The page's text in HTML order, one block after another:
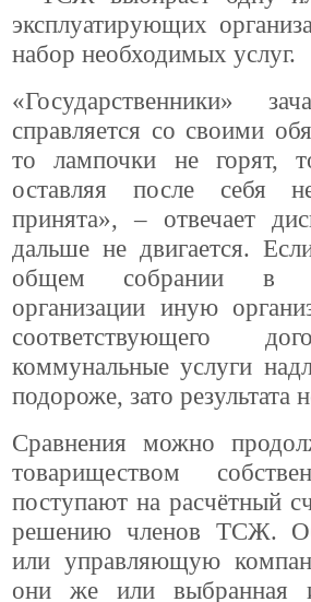
эксплуатирующих
набор необходимых услуг.
«Государственники»
справляется со своими
то лампочки не горят,
оставляя после себя
принята», – отвечает
дальше не двигается.
общем собрании в
организации иную
соответствующего
коммунальные услуги
подороже, зато результата
Сравнения можно
товариществом
поступают на расчётный
решению членов ТСЖ.
или управляющую
они же или выбранная